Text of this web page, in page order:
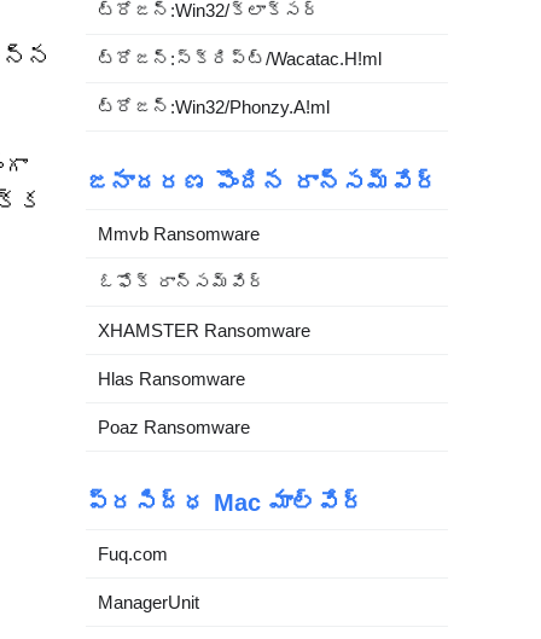
ట్రోజన్:Win32/క్లాక్సర్
ట్రోజన్:స్క్రిప్ట్/Wacatac.H!ml
ట్రోజన్:Win32/Phonzy.A!ml
జనాదరణ పొందిన రాన్సమ్‌వేర్
Mmvb Ransomware
ఓఫోక్ రాన్సమ్‌వేర్
XHAMSTER Ransomware
Hlas Ransomware
Poaz Ransomware
ప్రసిద్ధ Mac మాల్వేర్
Fuq.com
ManagerUnit